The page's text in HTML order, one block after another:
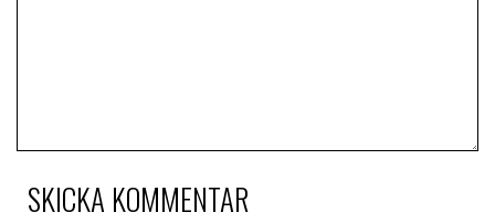
SKICKA KOMMENTAR